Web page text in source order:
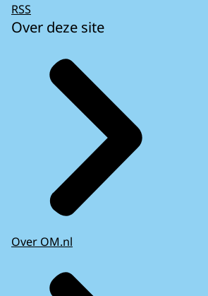
RSS
Over deze site
Over OM.nl